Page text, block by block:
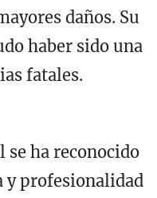
daños. Su
haber sido una
fatales.
se ha reconocido
y profesionalidad